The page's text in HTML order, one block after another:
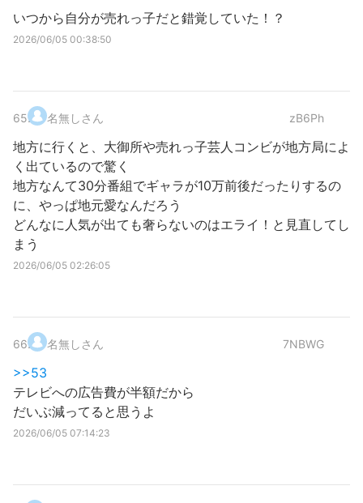
いつから自分が売れっ子だと錯覚していた！？
2026/06/05 00:38:50
65. 名無しさん zB6Ph
地方に行くと、大御所や売れっ子芸人コンビが地方局によ
く出ているので驚く
地方なんて30分番組でギャラが10万前後だったりするの
に、やっぱ地元愛なんだろう
どんなに人気が出ても奢らないのはエライ！と見直してし
まう
2026/06/05 02:26:05
66. 名無しさん 7NBWG
>>53
テレビへの広告費が半額だから
だいぶ減ってると思うよ
2026/06/05 07:14:23